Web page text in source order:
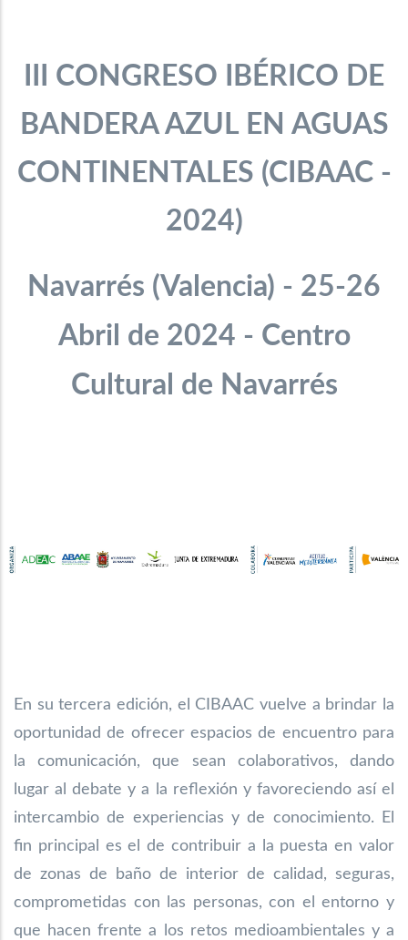
III CONGRESO IBÉRICO DE
BANDERA AZUL EN AGUAS
CONTINENTALES (CIBAAC -
2024)
Navarrés (Valencia) - 25-26
Abril de 2024 - Centro
Cultural de Navarrés
En su tercera edición, el CIBAAC vuelve a brindar la
oportunidad de ofrecer espacios de encuentro para
la comunicación, que sean colaborativos, dando
lugar al debate y a la reflexión y favoreciendo así el
intercambio de experiencias y de conocimiento. El
fin principal es el de contribuir a la puesta en valor
de zonas de baño de interior de calidad, seguras,
comprometidas con las personas, con el entorno y
que hacen frente a los retos medioambientales y a